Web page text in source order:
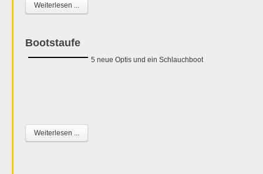
Weiterlesen ...
Bootstaufe
5 neue Optis und ein Schlauchboot
Weiterlesen ...